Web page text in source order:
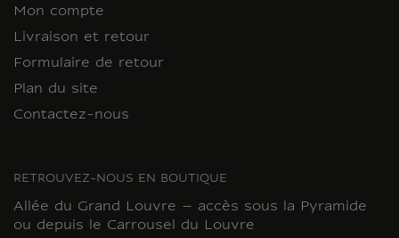
Mon compte
Livraison et retour
Formulaire de retour
Plan du site
Contactez-nous
RETROUVEZ-NOUS EN BOUTIQUE
Allée du Grand Louvre – accès sous la Pyramide
ou depuis le Carrousel du Louvre